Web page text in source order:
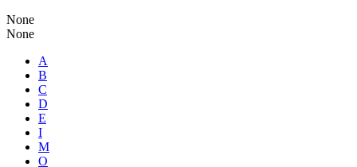
None
None
A
B
C
D
E
I
M
O